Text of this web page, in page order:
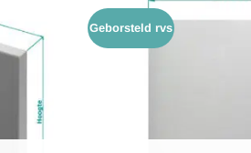
Geborsteld rvs